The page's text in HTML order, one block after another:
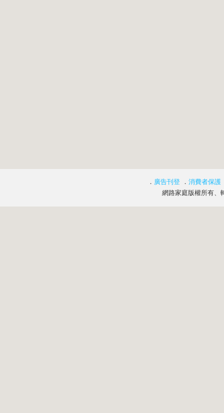
． 廣告刊登 ． 消費者保護
網路家庭版權所有、